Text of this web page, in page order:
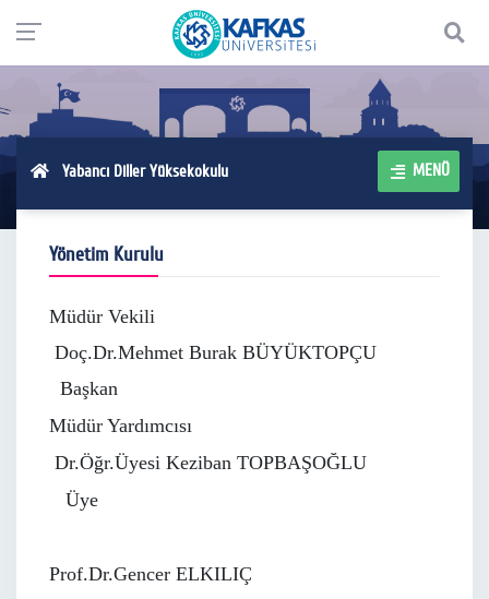
Yabancı Diller Yüksekokulu MENÜ
Yönetim Kurulu
Müdür Vekili
Doç.Dr.Mehmet Burak BÜYÜKTOPÇU
Başkan
Müdür Yardımcısı
Dr.Öğr.Üyesi Keziban TOPBAŞOĞLU
Üye
Prof.Dr.Gencer ELKILIÇ